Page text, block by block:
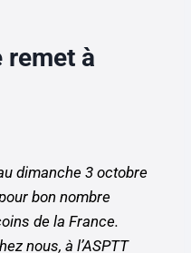
remet à
dimanche 3 octobre
bon nombre
de la France.
nous, à l’ASPTT